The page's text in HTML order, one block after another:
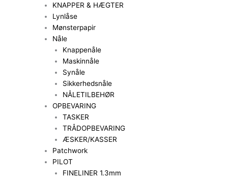
KNAPPER & HÆGTER
Lynlåse
Mønsterpapir
Nåle
Knappenåle
Maskinnåle
Synåle
Sikkerhedsnåle
NÅLETILBEHØR
OPBEVARING
TASKER
TRÅDOPBEVARING
ÆSKER/KASSER
Patchwork
PILOT
FINELINER 1.3mm